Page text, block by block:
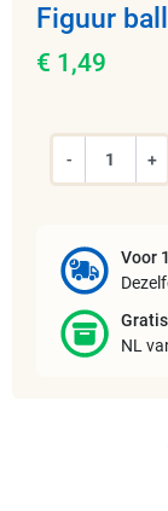
Figuur
€ 1,49
- +
Voor
NL